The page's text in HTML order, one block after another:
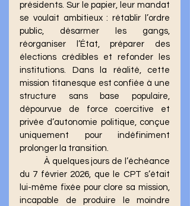
présidents. Sur le papier, leur mandat
se voulait ambitieux : rétablir l’ordre
public, désarmer les gangs,
réorganiser l’État, préparer des
élections crédibles et refonder les
institutions. Dans la réalité, cette
mission titanesque est confiée à une
structure sans base populaire,
dépourvue de force coercitive et
privée d’autonomie politique, conçue
uniquement pour indéfiniment
prolonger la transition.
du 7 février 2026, que le CPT s’était
lui-même fixée pour clore sa mission,
incapable de produire le moindre